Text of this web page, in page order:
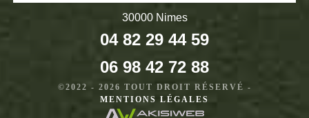
30000 Nimes
04 82 29 44 59
06 98 42 72 88
©2022 - 2026 TOUT DROIT RÉSERVÉ -
MENTIONS LÉGALES